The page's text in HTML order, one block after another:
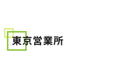
東京営業所